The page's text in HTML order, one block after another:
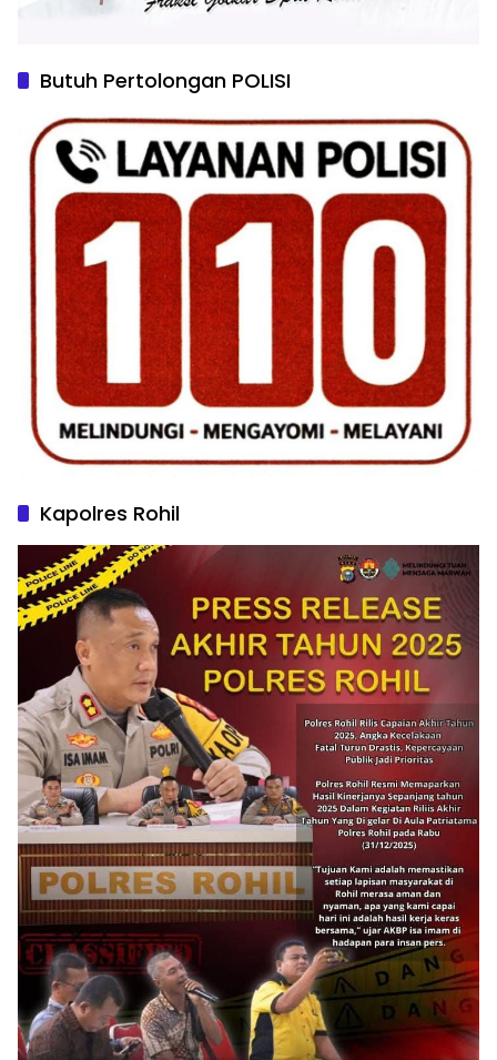
Butuh Pertolongan POLISI
Kapolres Rohil